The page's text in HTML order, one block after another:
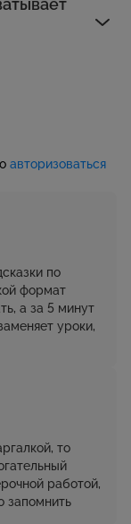
авторизоваться
по
формат
а за 5 минут
уроки,
то
работой,
запомнить